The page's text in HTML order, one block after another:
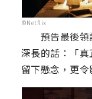
©Netflix
預告最後領
深長的話：「真
留下懸念，更